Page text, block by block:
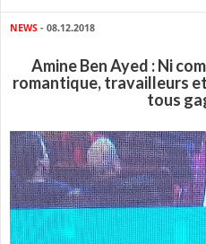
NEWS - 08.12.2018
Amine Ben Ayed : Ni
romantique, travailleurs
tous